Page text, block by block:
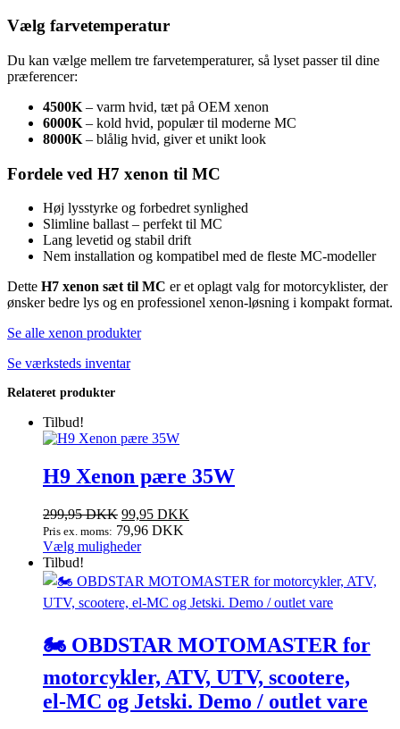
Vælg farvetemperatur
Du kan vælge mellem tre farvetemperaturer, så lyset passer til dine
præferencer:
4500K – varm hvid, tæt på OEM xenon
6000K – kold hvid, populær til moderne MC
8000K – blålig hvid, giver et unikt look
Fordele ved H7 xenon til MC
Høj lysstyrke og forbedret synlighed
Slimline ballast – perfekt til MC
Lang levetid og stabil drift
Nem installation og kompatibel med de fleste MC‑modeller
Dette H7 xenon sæt til MC er et oplagt valg for motorcyklister, der
ønsker bedre lys og en professionel xenon‑løsning i kompakt format.
Se alle xenon produkter
Se værksteds inventar
Relateret produkter
Tilbud!
H9 Xenon pære 35W
299,95DKK Den
oprindelige
pris
299,95 DKK.
99,95 DKK
99,95 DKK.
Pris ex. moms: 79,96 DKK
Vælg mulighederDette
har
varianter.
kan
vælges
på
varesiden
Tilbud!
🏍️ OBDSTAR MOTOMASTER for
motorcykler, ATV, UTV, scootere,
el‑MC og Jetski. Demo / outlet vare